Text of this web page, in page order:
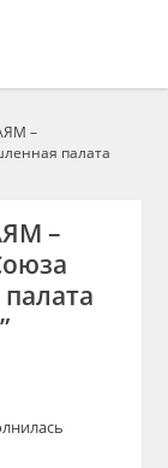
–
палата
–